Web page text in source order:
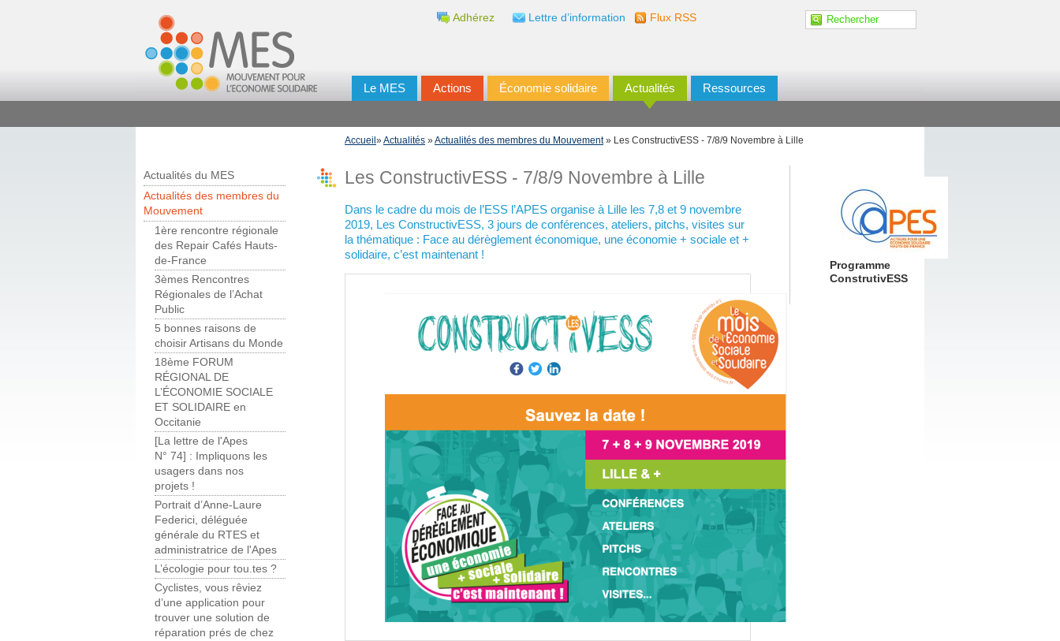
Le MES Actions Économie solidaire Actualités Ressources
Lettre d’information
Adhérez Flux RSS
Accueil »Actualités »Actualités des membres du Mouvement» Les ConstructivESS - 7/8/9 Novembre à Lille
Actualités du MES
Actualités des membres du
Mouvement
1ère rencontre régionale
des Repair Cafés Hauts-
de-France
3èmes Rencontres
Régionales de l’Achat
Public
5 bonnes raisons de
choisir Artisans du Monde
18ème FORUM
RÉGIONAL DE
L’ÉCONOMIE SOCIALE
ET SOLIDAIRE en
Occitanie
[La lettre de l'Apes
N° 74] : Impliquons les
usagers dans nos
projets !
Portrait d’Anne-Laure
Federici, déléguée
générale du RTES et
administratrice de l'Apes
L’écologie pour tou.tes ?
Cyclistes, vous rêviez
d’une application pour
trouver une solution de
réparation prés de chez
Les ConstructivESS - 7/8/9 Novembre à Lille
Dans le cadre du mois de l’ESS l’APES organise à Lille les 7,8 et 9 novembre
2019, Les ConstructivESS, 3 jours de conférences, ateliers, pitchs, visites sur
la thématique : Face au dérèglement économique, une économie + sociale et +
solidaire, c’est maintenant !
Programme
ConstrutivESS